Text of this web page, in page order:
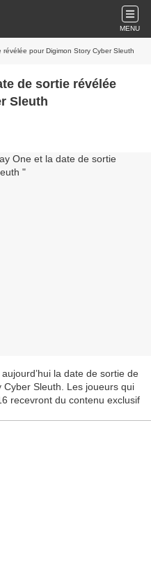
MENU
de sortie révélée
la date de sortie de
Sleuth. Les joueurs qui
recevront du contenu exclusif